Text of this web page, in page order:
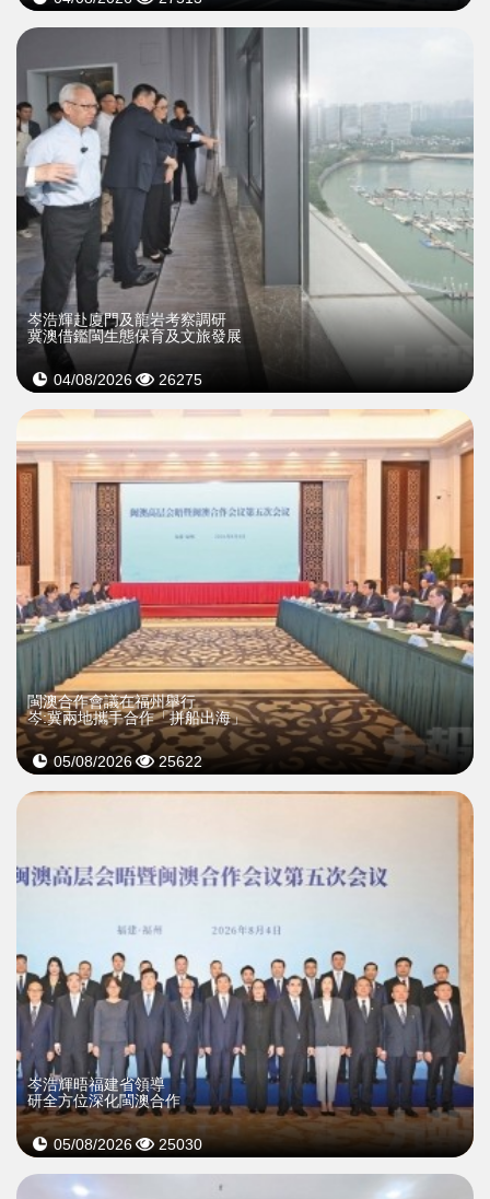
岑浩輝赴廈門及龍岩考察調研
冀澳借鑑閩生態保育及文旅發展
04/08/2026 26275
閩澳合作會議在福州舉行
岑:冀兩地攜手合作「拼船出海」
05/08/2026 25622
岑浩輝晤福建省領導
研全方位深化閩澳合作
05/08/2026 25030